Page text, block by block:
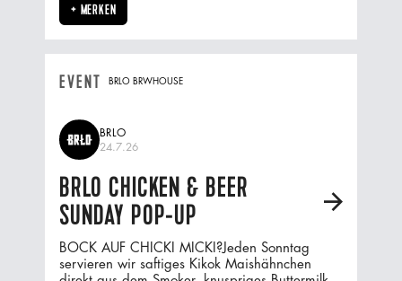
+ MERKEN
EVENT BRLO BRWHOUSE
BRLO
24.7.26
BRLO CHICKEN & BEER
SUNDAY POP-UP A
BOCK AUF CHICKI MICKI?Jeden Sonntag
servieren wir saftiges Kikok Maishähnchen